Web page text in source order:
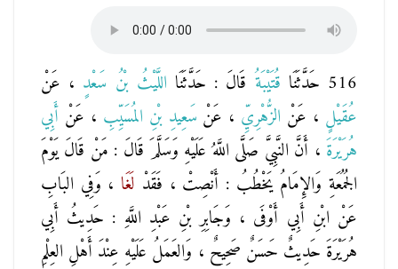
516 حَدَّثَنَا قُتَيْبَةُ قَالَ : حَدَّثَنَا اللَّيْثُ بْنُ سَعْدٍ ، عَنْ
عُقَيْلٍ ، عَنْ الزُّهْرِيِّ ، عَنْ سَعِيدِ بْنِ المُسَيِّبِ ، عَنْ أَبِي
هُرَيْرَةَ ، أَنَّ النَّبِيَّ صَلَّى اللَّهُ عَلَيْهِ وَسَلَّمَ قَالَ : مَنْ قَالَ يَوْمَ
الجُمُعَةِ وَالإِمَامُ يَخْطُبُ : أَنْصِتْ ، فَقَدْ لَغَا ، وَفِي البَابِ
عَنْ ابْنِ أَبِي أَوْفَى ، وَجَابِرِ بْنِ عَبْدِ اللَّهِ : حَدِيثُ أَبِي
هُرَيْرَةَ حَدِيثٌ حَسَنٌ صَحِيحٌ ، وَالعَمَلُ عَلَيْهِ عِنْدَ أَهْلِ العِلْمِ